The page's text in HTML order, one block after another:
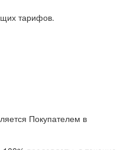
тарифов.
Покупателем в